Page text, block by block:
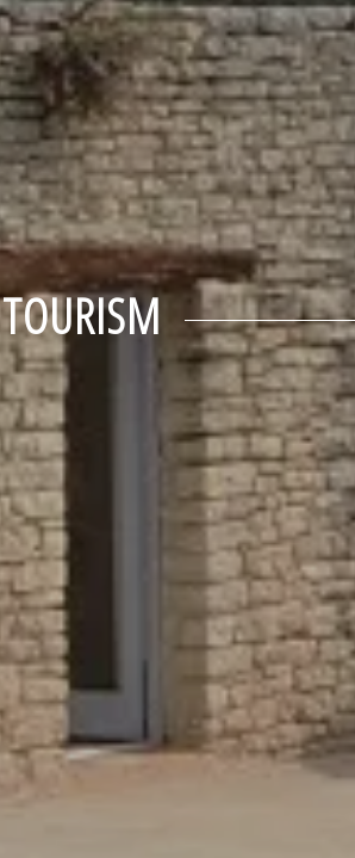
TOURISM